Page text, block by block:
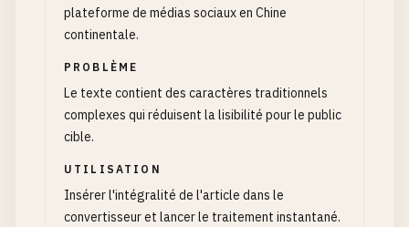
plateforme de médias sociaux en Chine
continentale.
PROBLÈME
Le texte contient des caractères traditionnels
complexes qui réduisent la lisibilité pour le public
cible.
UTILISATION
Insérer l'intégralité de l'article dans le
convertisseur et lancer le traitement instantané.